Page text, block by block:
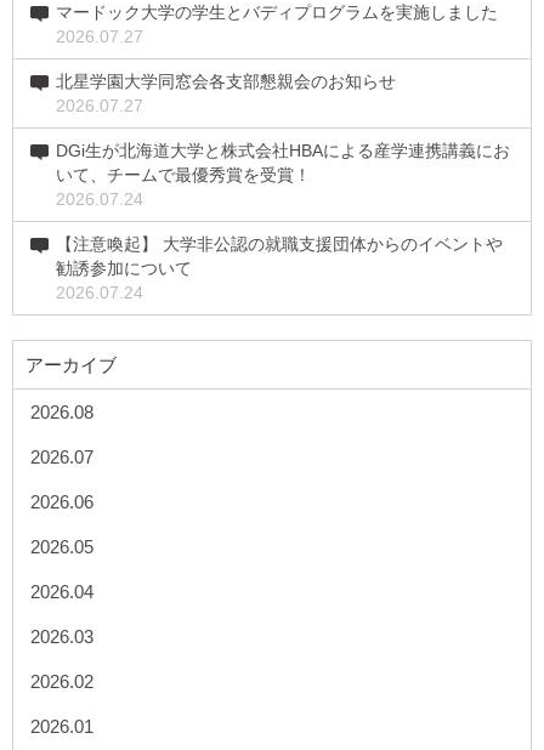
マードック大学の学生とバディプログラムを実施しました
2026.07.27
北星学園大学同窓会各支部懇親会のお知らせ
2026.07.27
DGi生が北海道大学と株式会社HBAによる産学連携講義にお
いて、チームで最優秀賞を受賞！
2026.07.24
【注意喚起】 大学非公認の就職支援団体からのイベントや
勧誘参加について
2026.07.24
アーカイブ
2026.08
2026.07
2026.06
2026.05
2026.04
2026.03
2026.02
2026.01